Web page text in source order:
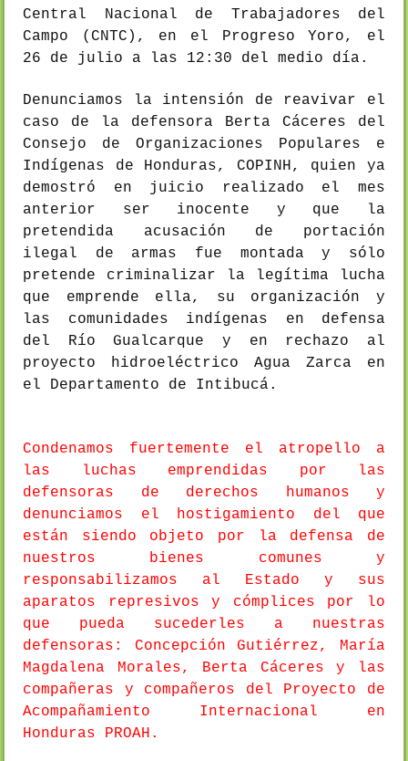
Central Nacional de Trabajadores del
Campo (CNTC), en el Progreso Yoro, el
26 de julio a las 12:30 del medio día.
Denunciamos la intensión de reavivar el
caso de la defensora Berta Cáceres del
Consejo de Organizaciones Populares e
Indígenas de Honduras, COPINH, quien ya
demostró en juicio realizado el mes
anterior ser inocente y que la
pretendida acusación de portación
ilegal de armas fue montada y sólo
pretende criminalizar la legítima lucha
que emprende ella, su organización y
las comunidades indígenas en defensa
del Río Gualcarque y en rechazo al
proyecto hidroeléctrico Agua Zarca en
el Departamento de Intibucá.
Condenamos fuertemente el atropello a
las luchas emprendidas por las
defensoras de derechos humanos y
denunciamos el hostigamiento del que
están siendo objeto por la defensa de
nuestros bienes comunes y
responsabilizamos al Estado y sus
aparatos represivos y cómplices por lo
que pueda sucederles a nuestras
defensoras: Concepción Gutiérrez, María
Magdalena Morales, Berta Cáceres y las
compañeras y compañeros del Proyecto de
Acompañamiento Internacional en
Honduras PROAH.